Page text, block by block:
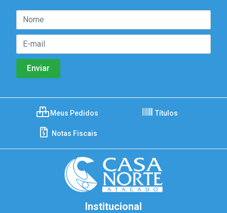
Meus Pedidos Títulos
Notas Fiscais
Institucional